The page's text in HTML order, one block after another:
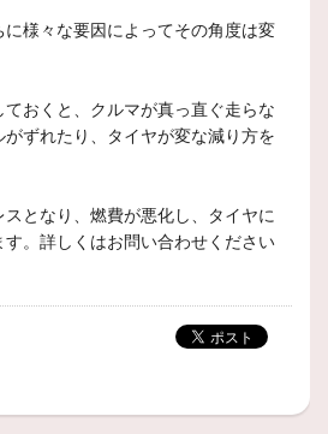
様々な要因によってその角度は変
おくと、クルマが真っ直ぐ走らな
がずれたり、タイヤが変な減り方を
となり、燃費が悪化し、タイヤに
す。詳しくはお問い合わせください